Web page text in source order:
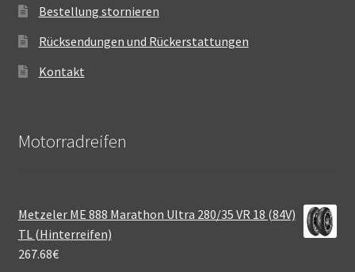
Bestellung stornieren
Rücksendungen und Rückerstattungen
Kontakt
Motorradreifen
Metzeler ME 888 Marathon Ultra 280/35 VR 18 (84V)
TL (Hinterreifen)
267.68€